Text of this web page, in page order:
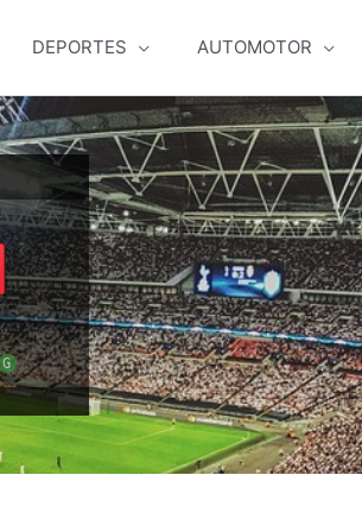
DEPORTES AUTOMOTOR
G